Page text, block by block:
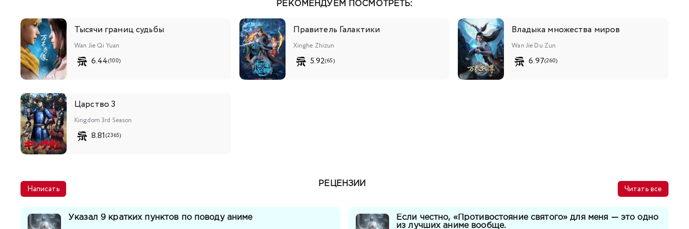
РЕКОМЕНДУЕМ ПОСМОТРЕТЬ:
Тысячи границ судьбы
Wan Jie Qi Yuan
6.44(100)
Правитель Галактики
Xinghe Zhizun
5.92(65)
Владыка множества миров
Wan Jie Du Zun
6.97(260)
Царство 3
Kingdom 3rd Season
8.81(2365)
Написать
РЕЦЕНЗИИ
Читать все
Указал 9 кратких пунктов по поводу аниме
Если честно, «Противостояние святого» для меня — это одно
из лучших аниме вообще.